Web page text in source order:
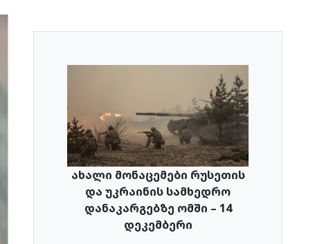
ახალი მონაცემები რუსეთის
და უკრაინის სამხედრო
დანაკარგებზე ომში – 14
დეკემბერი